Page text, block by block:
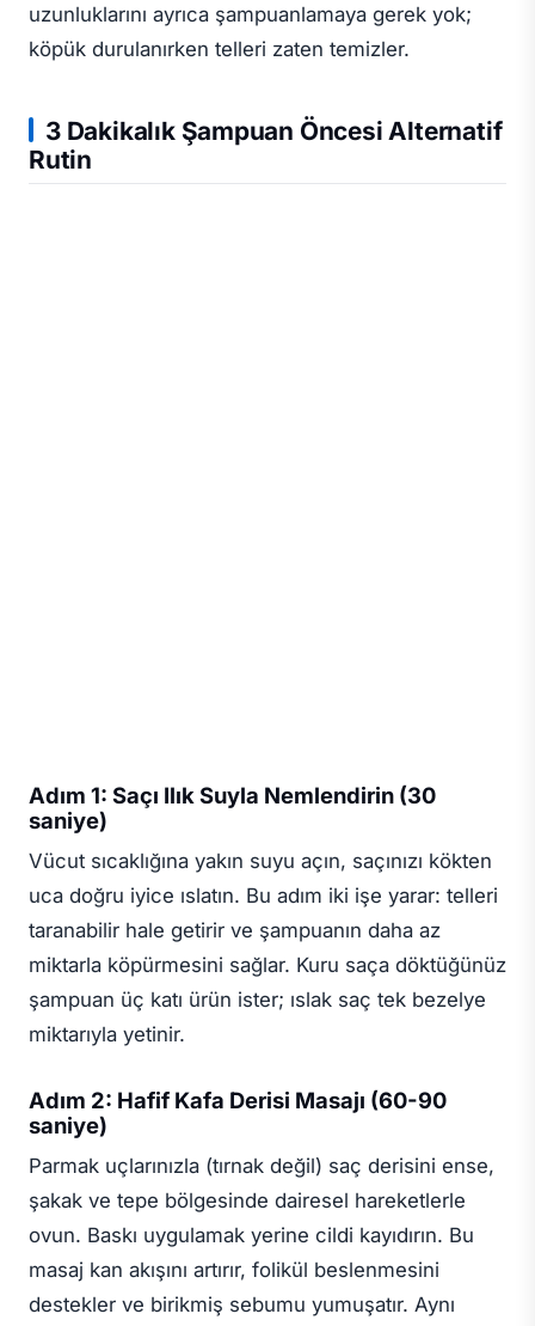
uzunluklarını ayrıca şampuanlamaya gerek yok;
köpük durulanırken telleri zaten temizler.
3 Dakikalık Şampuan Öncesi Alternatif
Rutin
Adım 1: Saçı Ilık Suyla Nemlendirin (30
saniye)
Vücut sıcaklığına yakın suyu açın, saçınızı kökten
uca doğru iyice ıslatın. Bu adım iki işe yarar: telleri
taranabilir hale getirir ve şampuanın daha az
miktarla köpürmesini sağlar. Kuru saça döktüğünüz
şampuan üç katı ürün ister; ıslak saç tek bezelye
miktarıyla yetinir.
Adım 2: Hafif Kafa Derisi Masajı (60-90
saniye)
Parmak uçlarınızla (tırnak değil) saç derisini ense,
şakak ve tepe bölgesinde dairesel hareketlerle
ovun. Baskı uygulamak yerine cildi kayıdırın. Bu
masaj kan akışını artırır, folikül beslenmesini
destekler ve birikmiş sebumu yumuşatır. Aynı